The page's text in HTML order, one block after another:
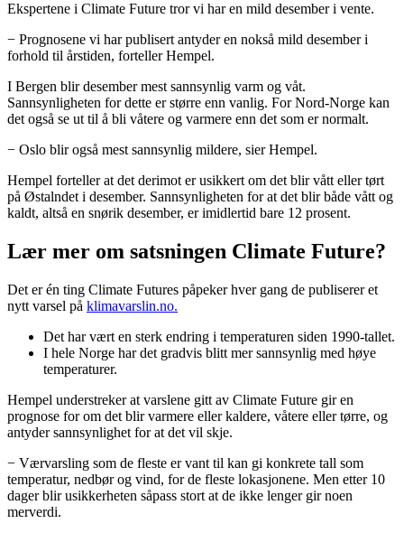
Ekspertene i Climate Future tror vi har en mild desember i vente.
− Prognosene vi har publisert antyder en nokså mild desember i
forhold til årstiden, forteller Hempel.
I Bergen blir desember mest sannsynlig varm og våt.
Sannsynligheten for dette er større enn vanlig. For Nord-Norge kan
det også se ut til å bli våtere og varmere enn det som er normalt.
− Oslo blir også mest sannsynlig mildere, sier Hempel.
Hempel forteller at det derimot er usikkert om det blir vått eller tørt
på Østalndet i desember. Sannsynligheten for at det blir både vått og
kaldt, altså en snørik desember, er imidlertid bare 12 prosent.
Lær mer om satsningen Climate Future?
Det er én ting Climate Futures påpeker hver gang de publiserer et
nytt varsel på klimavarslin.no.
Det har vært en sterk endring i temperaturen siden 1990-tallet.
I hele Norge har det gradvis blitt mer sannsynlig med høye
temperaturer.
Hempel understreker at varslene gitt av Climate Future gir en
prognose for om det blir varmere eller kaldere, våtere eller tørre, og
antyder sannsynlighet for at det vil skje.
− Værvarsling som de fleste er vant til kan gi konkrete tall som
temperatur, nedbør og vind, for de fleste lokasjonene. Men etter 10
dager blir usikkerheten såpass stort at de ikke lenger gir noen
merverdi.